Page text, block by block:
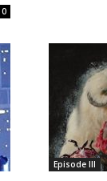
0
Episode III